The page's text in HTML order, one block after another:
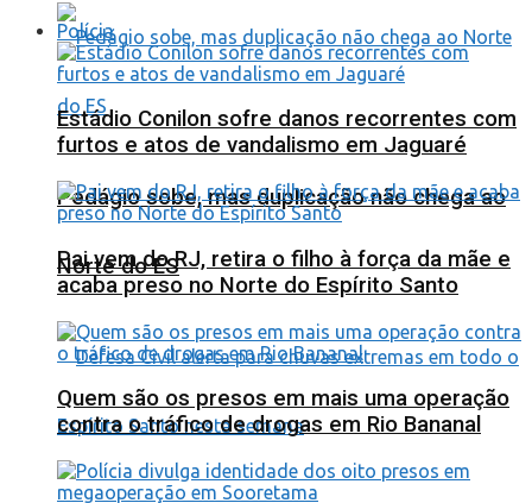
Pedágio sobe, mas duplicação não chega ao
Norte do ES
Polícia
Estádio Conilon sofre danos recorrentes com
furtos e atos de vandalismo em Jaguaré
Pai vem do RJ, retira o filho à força da mãe e
acaba preso no Norte do Espírito Santo
Quem são os presos em mais uma operação
contra o tráfico de drogas em Rio Bananal